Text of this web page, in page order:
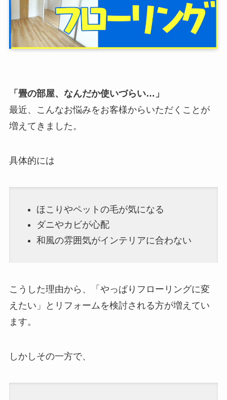
「畳の部屋、なんだか使いづらい…」
最近、こんなお悩みをお客様からいただくことが
増えてきました。
具体的には
ほこりやペットの毛が気になる
ダニやカビが心配
和風の雰囲気がインテリアに合わない
こうした理由から、「やっぱりフローリングに変
えたい」とリフォームを検討される方が増えてい
ます。
しかしその一方で、